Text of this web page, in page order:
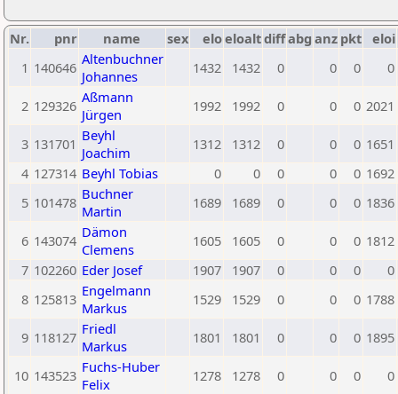
Nr. pnr name sex eloeloaltdiffabg anz pkt eloi
1 140646 Altenbuchner
Johannes
1432 1432 0 0 0 0
2 129326 Aßmann
Jürgen
1992 1992 0 0 0 2021
3 131701 Beyhl
Joachim
1312 1312 0 0 0 1651
4 127314 Beyhl Tobias 0 0 0 0 0 1692
5 101478 Buchner
Martin
1689 1689 0 0 0 1836
6 143074 Dämon
Clemens
1605 1605 0 0 0 1812
7 102260 Eder Josef 1907 1907 0 0 0
0
8 125813 Engelmann
Markus
1529 1529 0 0 0 1788
9 118127 Friedl
Markus
1801 1801 0 0 0 1895
10 143523 Fuchs-Huber
Felix
1278 1278 0 0 0 0